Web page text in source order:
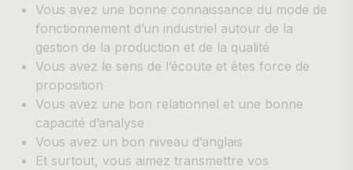
Vous avez une bonne connaissance du mode de
fonctionnement d’un industriel autour de la
gestion de la production et de la qualité
Vous avez le sens de l’écoute et êtes force de
proposition
Vous avez une bon relationnel et une bonne
capacité d’analyse
Vous avez un bon niveau d’anglais
Et surtout, vous aimez transmettre vos